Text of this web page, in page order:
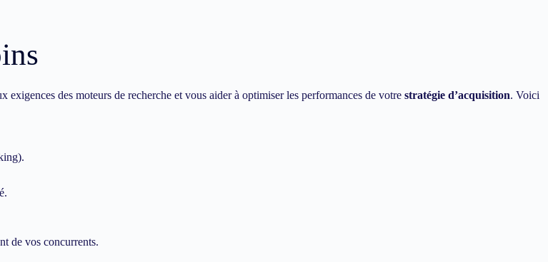
exigences des moteurs de recherche et vous aider à optimiser les performances de votre stratégie d’acquisition. Voici
de vos concurrents.